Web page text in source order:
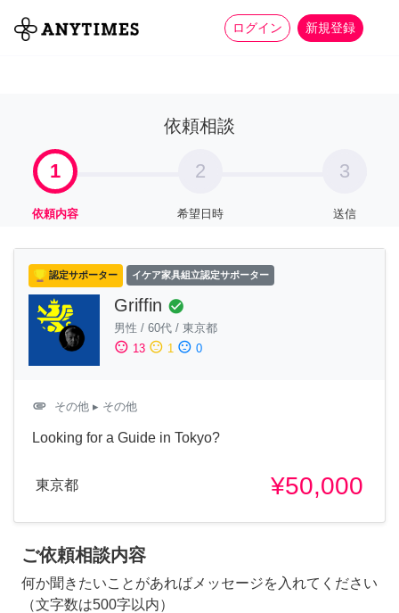
ログイン 新規登録
全て 家事 more_horiz
依頼相談
1
依頼内容
2
希望日時
3
送信
認定サポーター イケア家具組立認定サポーター
Griffin check_circle
男性 / 60代 / 東京都
sentiment_satisfied 13 sentiment_neutral 1 sentiment_dissatisfied 0
attachment その他 ▸ その他
Looking for a Guide in Tokyo?
東京都 ¥50,000
ご依頼相談内容
何か聞きたいことがあればメッセージを入れてください
（文字数は500字以内）